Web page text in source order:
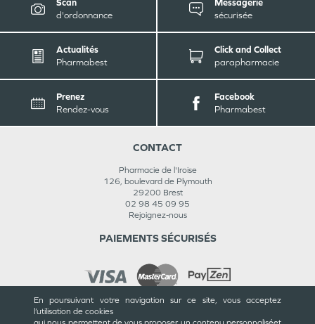
En poursuivant votre navigation sur ce site, vous acceptez
l’utilisation de cookies
Scan
d'ordonnance
Messagerie
sécurisée
Actualités
Pharmabest
Click and Collect
parapharmacie
Prenez
Rendez-vous
Facebook
Pharmabest
CONTACT
Pharmacie de l'Iroise
126, boulevard de Plymouth
29200 Brest
02 98 45 09 95
Rejoignez-nous
PAIEMENTS SÉCURISÉS